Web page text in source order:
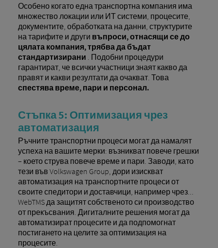
Особено когато една транспортна компания има
множество локации или ИТ системи, процесите,
документите, обработката на данни, структурите
на тарифите и други въпроси, отнасящи се до
цялата компания, трябва да бъдат
стандартизирани . Подобни процедури
гарантират, че всички участници знаят какво да
правят и какви резултати да очакват. Това
спестява време, пари и персонал.
Стъпка 5: Оптимизация чрез
автоматизация
Ръчните транспортни процеси могат да намалят
успеха на вашите мерки: възникват повече грешки
– което струва повече време и пари. Заводи, като
тези във Volkswagen Group, дори изискват
автоматизация на транспортните процеси от
своите спедитори и доставчици, например чрез...
WebTMS да защитят собственото си производство
от прекъсвания. Дигиталните решения могат да
автоматизират процесите и да подпомогнат
постигането на целите за оптимизация на
процесите.